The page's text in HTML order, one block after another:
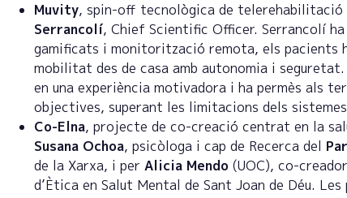
Muvity, spin-off tecnològica de telerehabilitació
Serrancolí, Chief Scientific Officer. Serrancolí
gamificats i monitorització remota, els pacients
mobilitat des de casa amb autonomia i
en una experiència motivadora i ha permès als
objectives, superant les limitacions dels
Co-Elna, projecte de co-creació centrat en la
Susana Ochoa, psicòloga i cap de Recerca del
de la Xarxa, i per Alicia Mendo (UOC), co-
d’Ètica en Salut Mental de Sant Joan de Déu.